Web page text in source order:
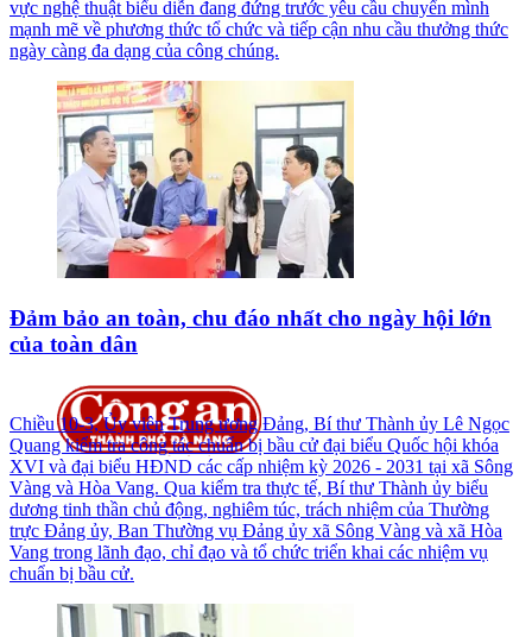
vực nghệ thuật biểu diễn đang đứng trước yêu cầu chuyển mình
mạnh mẽ về phương thức tổ chức và tiếp cận nhu cầu thưởng thức
ngày càng đa dạng của công chúng.
Đảm bảo an toàn, chu đáo nhất cho ngày hội lớn
của toàn dân
Chiều 10-3, Ủy viên Trung ương Đảng, Bí thư Thành ủy Lê Ngọc
Quang kiểm tra công tác chuẩn bị bầu cử đại biểu Quốc hội khóa
XVI và đại biểu HĐND các cấp nhiệm kỳ 2026 - 2031 tại xã Sông
Vàng và Hòa Vang. Qua kiểm tra thực tế, Bí thư Thành ủy biểu
dương tinh thần chủ động, nghiêm túc, trách nhiệm của Thường
trực Đảng ủy, Ban Thường vụ Đảng ủy xã Sông Vàng và xã Hòa
Vang trong lãnh đạo, chỉ đạo và tổ chức triển khai các nhiệm vụ
chuẩn bị bầu cử.